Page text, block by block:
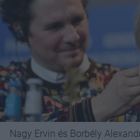
Nagy Ervin és Borbély